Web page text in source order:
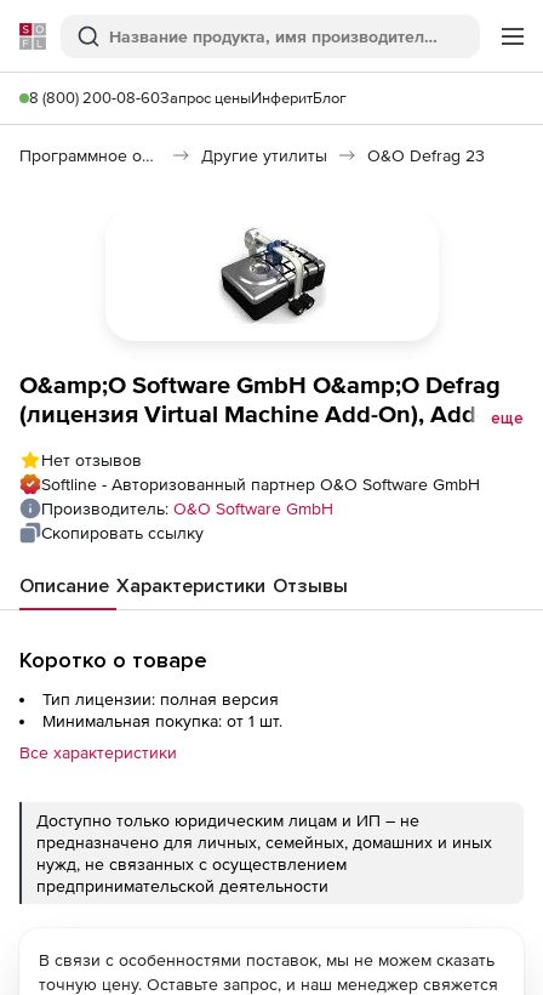
Softline
Поиск
8 (800) 200-08-60Запрос ценыИнферитБлог
Программное обеспечение для работы с файлами и дисками Другие утилиты O&O Defrag 23
O&amp;O Software GmbH O&amp;O Defrag
(лицензия Virtual Machine Add-On), Add-On
еще
Нет отзывов
Softline - Авторизованный партнер O&O Software GmbH
Производитель: O&O Software GmbH
Скопировать ссылку
Описание Характеристики Отзывы
Коротко о товаре
Тип лицензии: полная версия
Минимальная покупка: от 1 шт.
Все характеристики
Доступно только юридическим лицам и ИП – не
предназначено для личных, семейных, домашних и иных
нужд, не связанных с осуществлением
предпринимательской деятельности
В связи с особенностями поставок, мы не можем сказать
точную цену. Оставьте запрос, и наш менеджер свяжется